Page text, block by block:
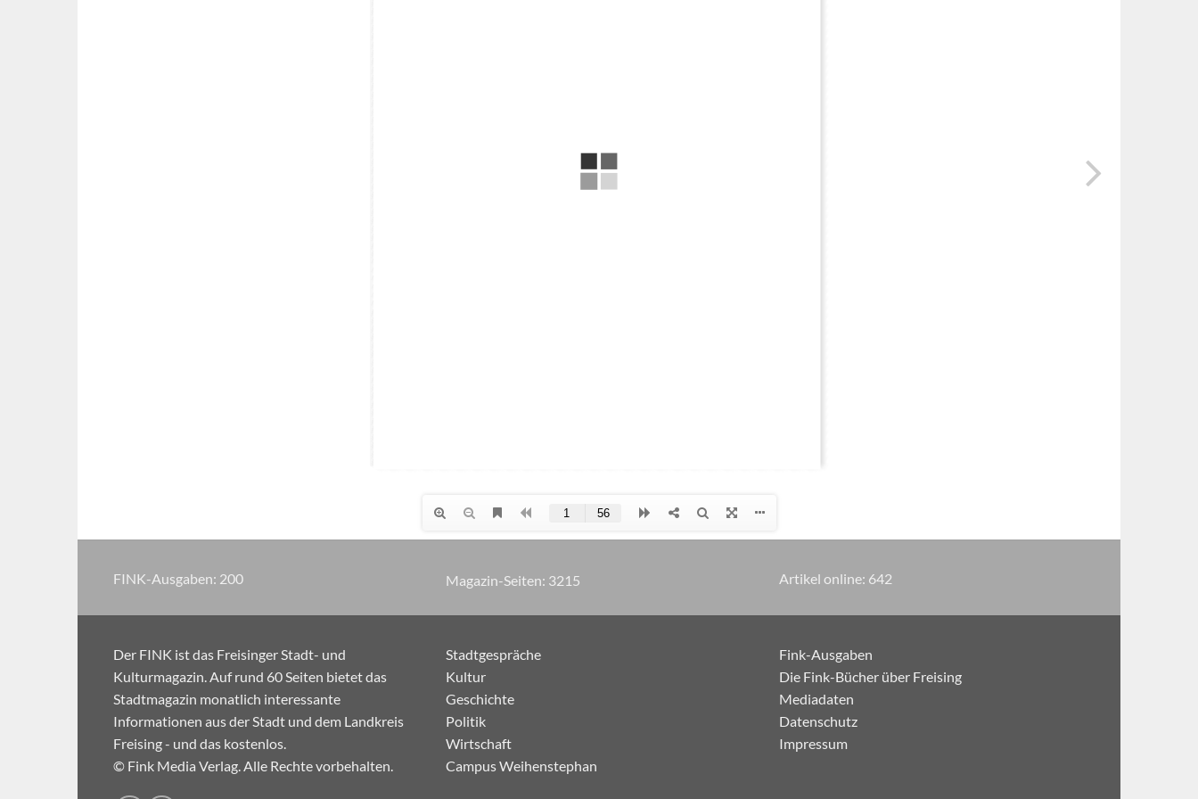
FINK-Ausgaben: 200 Magazin-Seiten: 3220 Artikel online: 643
Der FINK ist das Freisinger Stadt- und
Kulturmagazin. Auf rund 60 Seiten bietet das
Stadtmagazin monatlich interessante
Informationen aus der Stadt und dem Landkreis
Freising - und das kostenlos.
© Fink Media Verlag. Alle Rechte vorbehalten.
Stadtgespräche
Kultur
Geschichte
Politik
Wirtschaft
Campus Weihenstephan
Fink-Ausgaben
Die Fink-Bücher über Freising
Mediadaten
Datenschutz
Impressum